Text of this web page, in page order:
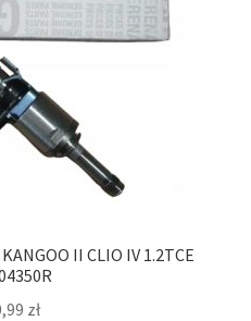
II CLIO IV 1.2TCE
zł